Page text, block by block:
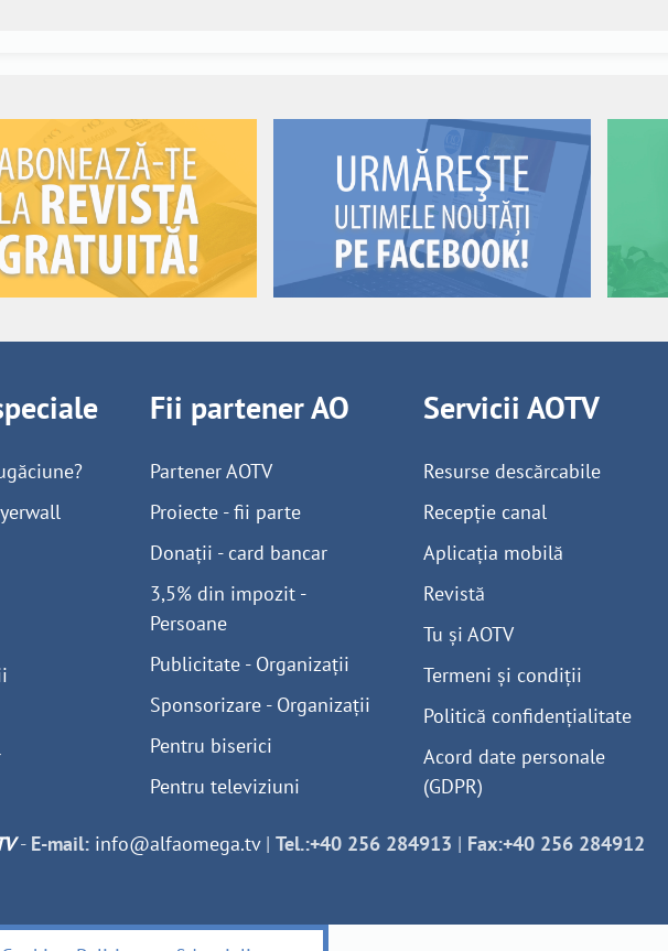
Fii partener AO
Partener AOTV
Proiecte - fii parte
Donații - card bancar
3,5% din impozit -
Persoane
Publicitate - Organizații
Sponsorizare - Organizații
Pentru biserici
Pentru televiziuni
Servicii AOTV
Resurse descărcabile
Recepție canal
Aplicația mobilă
Revistă
Tu și AOTV
Termeni și condiții
Politică confidențialitate
Acord date personale
(GDPR)
- E-mail: info@alfaomega.tv| Tel.:+40 256 284913 | Fax:+40 256 284912